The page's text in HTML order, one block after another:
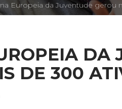
Europeia da Juventude gerou
DA
DE 300